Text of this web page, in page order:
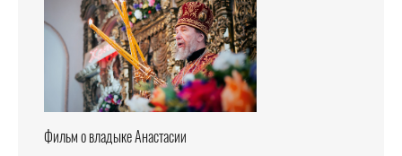
Фильм о владыке Анастасии